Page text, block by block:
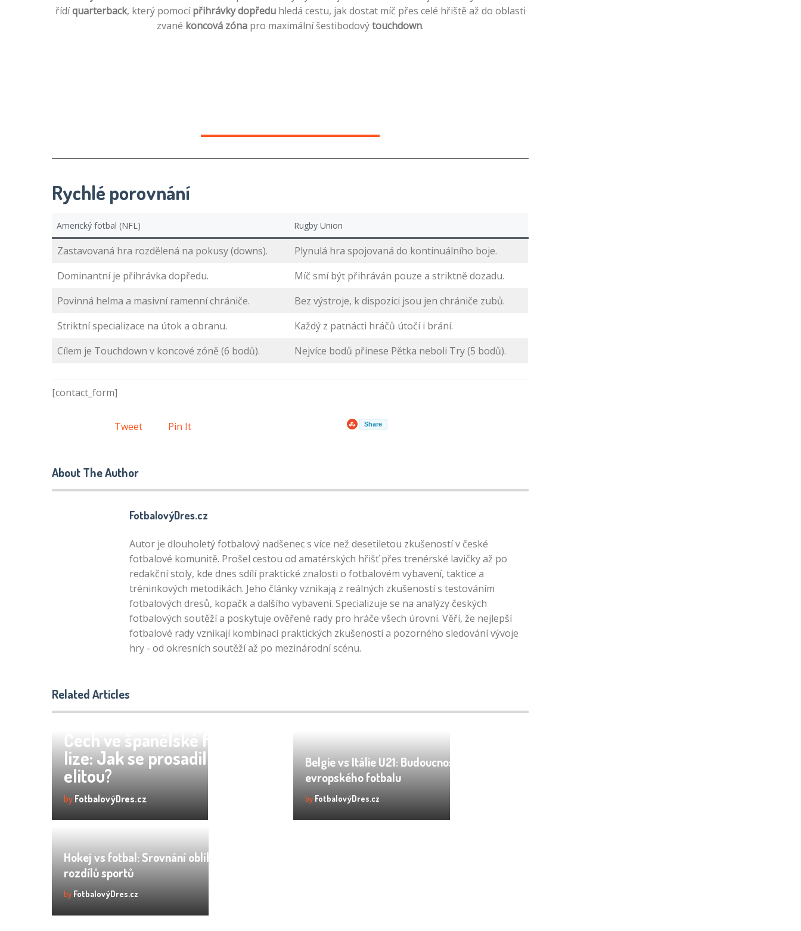
řídíquarterback, který pomocípřihrávky dopředuhledá cestu, jak dostat míč přes celé hřiště až do oblasti
zvané koncová zóna pro maximální šestibodovýtouchdown.
Rychlé porovnání
Americký fotbal (NFL) Rugby Union
Zastavovaná hra rozdělená na pokusy (downs).
Plynulá hra spojovaná do kontinuálního boje.
Dominantní je přihrávka dopředu.
Míč smí být přihráván pouze a striktně dozadu.
Povinná helma a masivní ramenní chrániče.
Bez výstroje, k dispozici jsou jen chrániče zubů.
Striktní specializace na útok a obranu.
Každý z patnácti hráčů útočí i brání.
Cílem je Touchdown v koncové zóně (6 bodů).
Nejvíce bodů přinese Pětka neboli Try (5 bodů).
[contact_form]
Tweet Pin It Share
About The Author
FotbalovýDres.cz
Autor je dlouholetý fotbalový nadšenec s více než desetiletou zkušeností v české
fotbalové komunitě. Prošel cestou od amatérských hřišť přes trenérské lavičky až po
redakční stoly, kde dnes sdílí praktické znalosti o fotbalovém vybavení, taktice a
tréninkových metodikách. Jeho články vznikają z reálných zkušeností s testováním
fotbalových dresů, kopačk a dalšího vybavení. Specializuje se na analýzy českých
fotbalových soutěží a poskytuje ověřené rady pro hráče všech úrovní. Věří, že nejlepší
fotbalové rady vznikají kombinací praktických zkušeností a pozorného sledování vývoje
hry - od okresních soutěží až po mezinárodní scénu.
Related Articles
Čech ve španělské fotbalové
lize: Jak se prosadil mezi
elitou?
by FotbalovýDres.cz
Belgie vs Itálie U21: Budoucnost
evropského fotbalu
by FotbalovýDres.cz
Hokej vs fotbal: Srovnání oblíbenosti a
rozdílů sportů
by FotbalovýDres.cz